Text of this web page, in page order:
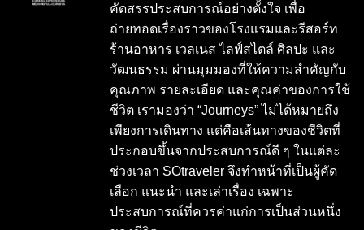
คัดสรรประสบการณ์อย่างตั้งใจ เพื่อ
ถ่ายทอดเรื่องราวของโรงแรมและรีสอร์ท
ร้านอาหาร เวลเนส ไลฟ์สไตล์ ศิลปะ และ
วัฒนธรรม ผ่านมุมมองที่ให้ความสำคัญกับ
คุณภาพ รายละเอียด และคุณค่าของการใช้
ชีวิต เรามองว่า “Journeys” ไม่ได้หมายถึง
เพียงการเดินทาง แต่คือเส้นทางของชีวิตที่
ประกอบขึ้นจากประสบการณ์ดี ๆ ในแต่ละ
ช่วงเวลา SOtraveler จึงทำหน้าที่เป็นผู้คัด
เลือก แนะนำ และเล่าเรื่อง เฉพาะ
ประสบการณ์ที่ควรค่าแก่การเป็นส่วนหนึ่ง